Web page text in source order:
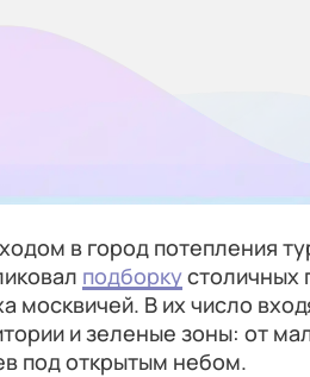
в город потепления
подборкустоличных
москвичей. В их число
и зеленые зоны: от
под открытым небом.